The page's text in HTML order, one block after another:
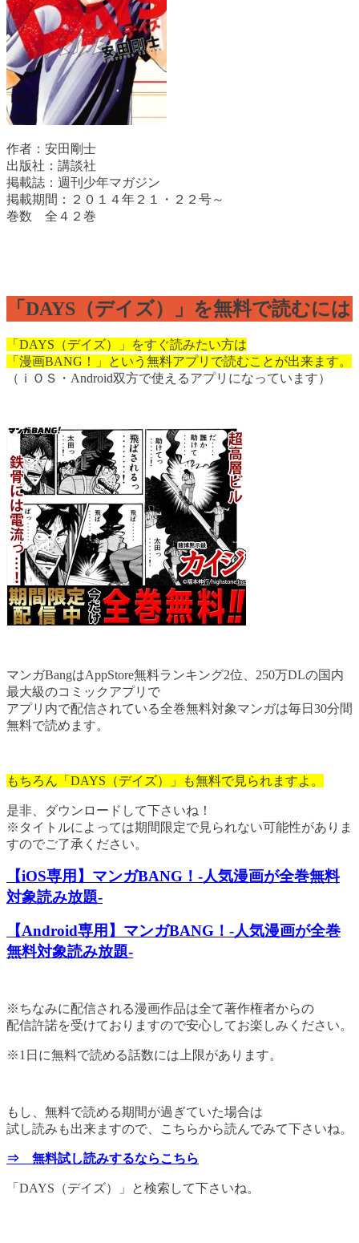
作者：安田剛士
出版社：講談社
掲載誌：週刊少年マガジン
掲載期間：２０１４年２１・２２号～
巻数 全４２巻
「DAYS（デイズ）」を無料で読むには
「DAYS（デイズ）」をすぐ読みたい方は
「漫画BANG！」という無料アプリで読むことが出来ます。
（ｉＯＳ・Android双方で使えるアプリになっています）
マンガBangはAppStore無料ランキング2位、250万DLの国内
最大級のコミックアプリで
アプリ内で配信されている全巻無料対象マンガは毎日30分間
無料で読めます。
もちろん「DAYS（デイズ）」も無料で見られますよ。
是非、ダウンロードして下さいね！
※タイトルによっては期間限定で見られない可能性がありま
すのでご了承ください。
【iOS専用】マンガBANG！-人気漫画が全巻無料
対象読み放題-
【Android専用】マンガBANG！-人気漫画が全巻
無料対象読み放題-
※ちなみに配信される漫画作品は全て著作権者からの
配信許諾を受けておりますので安心してお楽しみください。
※1日に無料で読める話数には上限があります。
もし、無料で読める期間が過ぎていた場合は
試し読みも出来ますので、こちらから読んでみて下さいね。
⇒ 無料試し読みするならこちら
「DAYS（デイズ）」と検索して下さいね。